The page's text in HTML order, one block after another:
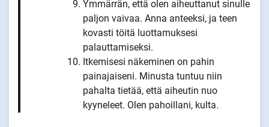
Ymmärrän, että olen aiheuttanut sinulle
paljon vaivaa. Anna anteeksi, ja teen
kovasti töitä luottamuksesi
palauttamiseksi.
Itkemisesi näkeminen on pahin
painajaiseni. Minusta tuntuu niin
pahalta tietää, että aiheutin nuo
kyyneleet. Olen pahoillani, kulta.